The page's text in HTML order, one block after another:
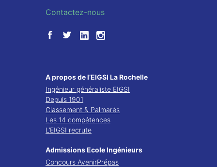
Contactez-nous
A propos de l’EIGSI La Rochelle
Ingénieur généraliste EIGSI
Depuis 1901
Classement & Palmarès
Les 14 compétences
L’EIGSI recrute
Admissions Ecole Ingénieurs
Concours AvenirPrépas